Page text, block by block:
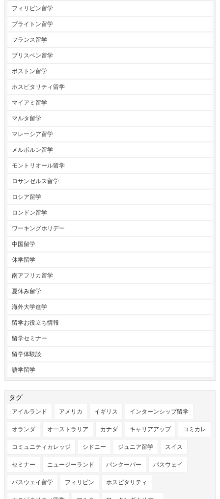
フィリピン留学
ブライトン留学
フランス留学
ブリスベン留学
ボストン留学
ホスピタリティ留学
マイアミ留学
マルタ留学
マレーシア留学
メルボルン留学
モントリオール留学
ロサンゼルス留学
ロシア留学
ロンドン留学
ワーキングホリデー
中国留学
休学留学
南アフリカ留学
夏休み留学
海外大学進学
留学お役立ち情報
留学セミナー
留学体験談
語学留学
タグ
アイルランド アメリカ イギリス インターンシップ留学
オランダ オーストラリア カナダ キャリアアップ コミカレ
コミュニティカレッジ シドニー ジュニア留学 スイス
セミナー ニュージーランド バンクーバー パスウェイ
パスウェイ留学 フィリピン ホスピタリティ